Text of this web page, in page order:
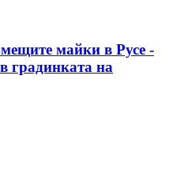
майки в Русе -
градинката на